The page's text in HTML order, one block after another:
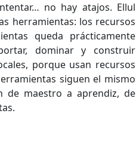
no hay atajos. Ellul
herramientas: los recursos
queda prácticamente
dominar y construir
porque usan recursos
siguen el mismo
de maestro a aprendiz, de